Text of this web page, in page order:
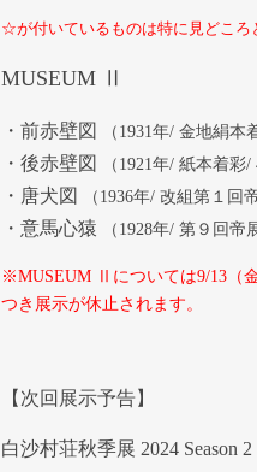
☆が付いているものは特に見どころ
MUSEUM Ⅱ
・前赤壁図 （1931年/ 金地絹本
・後赤壁図 （1921年/ 紙本着彩/
・唐犬図 （1936年/ 改組第１回
・意馬心猿 （1928年/ 第９回帝
※MUSEUM Ⅱについては9/13（
つき展示が休止されます。
【次回展示予告】
白沙村荘秋季展 2024 Season 2